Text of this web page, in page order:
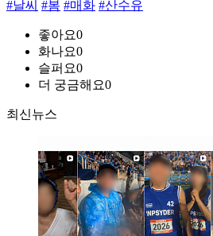
#날씨 #봄 #매화 #산수유
좋아요0
화나요0
슬퍼요0
더 궁금해요0
최신뉴스